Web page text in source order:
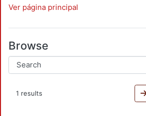
Ver página principal
Browse
1 results